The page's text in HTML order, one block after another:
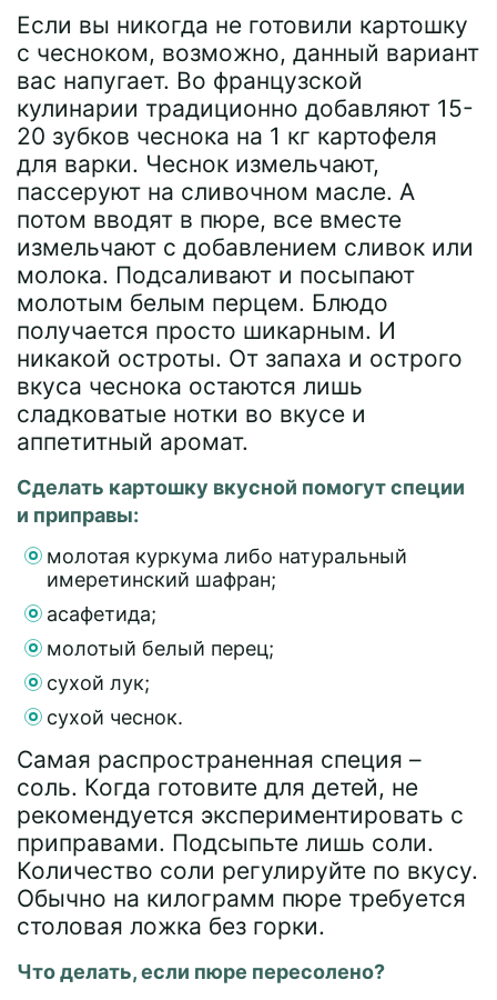
Если вы никогда не готовили картошку
с чесноком, возможно, данный вариант
вас напугает. Во французской
кулинарии традиционно добавляют 15-
20 зубков чеснока на 1 кг картофеля
для варки. Чеснок измельчают,
пассеруют на сливочном масле. А
потом вводят в пюре, все вместе
измельчают с добавлением сливок или
молока. Подсаливают и посыпают
молотым белым перцем. Блюдо
получается просто шикарным. И
никакой остроты. От запаха и острого
вкуса чеснока остаются лишь
сладковатые нотки во вкусе и
аппетитный аромат.
Сделать картошку вкусной помогут специи
и приправы:
молотая куркума либо натуральный
имеретинский шафран;
асафетида;
молотый белый перец;
сухой лук;
сухой чеснок.
Самая распространенная специя –
соль. Когда готовите для детей, не
рекомендуется экспериментировать с
приправами. Подсыпьте лишь соли.
Количество соли регулируйте по вкусу.
Обычно на килограмм пюре требуется
столовая ложка без горки.
Что делать, если пюре пересолено?